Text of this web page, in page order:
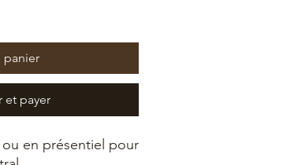
panier
et payer
en présentiel pour